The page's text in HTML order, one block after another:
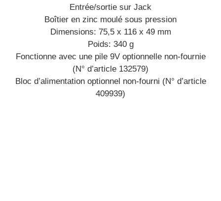
Entrée/sortie sur Jack
Boîtier en zinc moulé sous pression
Dimensions: 75,5 x 116 x 49 mm
Poids: 340 g
Fonctionne avec une pile 9V optionnelle non-fournie
(N° d’article 132579)
Bloc d’alimentation optionnel non-fourni (N° d’article
409939)